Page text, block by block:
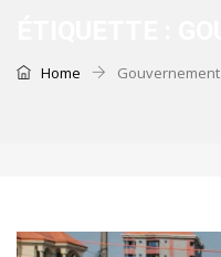
Home Gouvernement